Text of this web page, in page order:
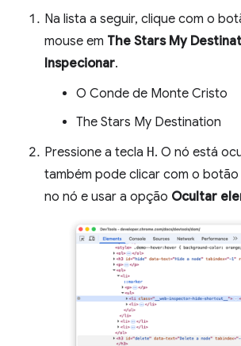
Na lista a seguir, clique com o
mouse em The Stars My
Inspecionar.
O Conde de Monte Cristo
The Stars My Destination
Pressione a tecla H. O nó está
também pode clicar com o
no nó e usar a opção Ocultar